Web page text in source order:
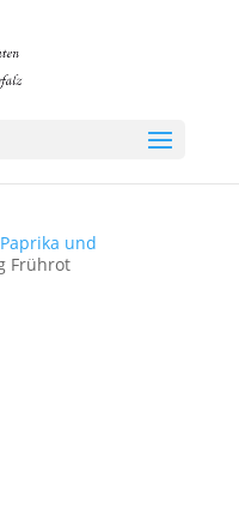
Paprika und
Frührot